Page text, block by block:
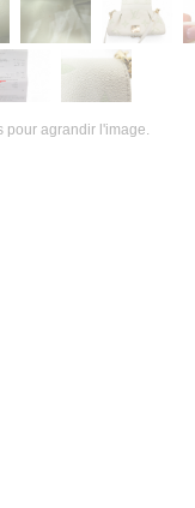
pour agrandir l'image.